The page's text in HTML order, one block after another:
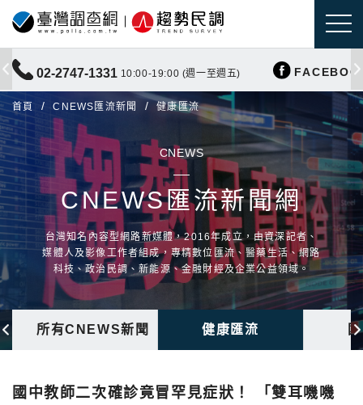
02-2747-1331 10:00-19:00 (週一至週五)
首頁 CNEWS匯流新聞 健康匯流
CNEWS
CNEWS匯流新聞網
台灣知名內容型網路新媒體，2016年成立，由資深記者、
媒體人及影像工作者組成，專精數位匯流、醫藥生活、網路
科技、政治民調、新能源、金融財經及企業公益領域。
所有CNEWS新聞 健康匯流
國中教師二次確診竟冒罕見症狀！ 「雙耳嘰嘰